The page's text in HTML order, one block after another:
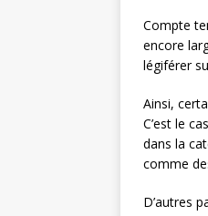
Compte
encore
légiférer
Ainsi,
C’est le
dans la
comme
D’autres